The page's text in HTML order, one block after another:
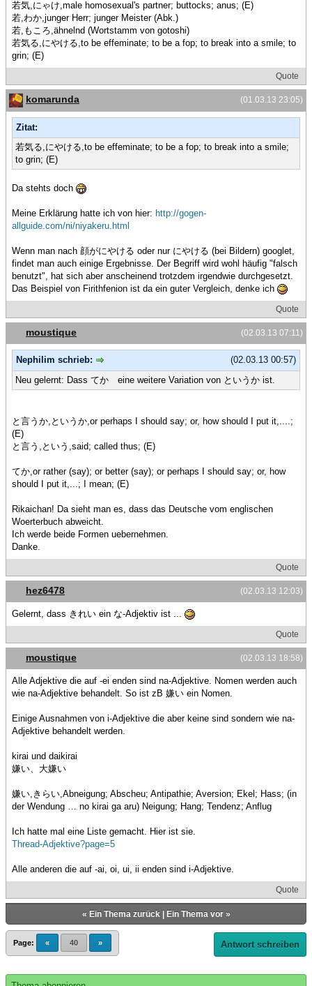
若気,にゃけ,male homosexual's partner; buttocks; anus; (E)
若,わか,junger Herr; junger Meister (Abk.)
若,もころ,ähnelnd (Wortstamm von gotoshi)
若気る,にやける,to be effeminate; to be a fop; to break into a smile; to
grin; (E)
Quote
(01.03.13 23:05)
komarunda
Zitat:
若気る,にやける,to be effeminate; to be a fop; to break into a smile;
to grin; (E)
Da stehts doch
Meine Erklärung hatte ich von hier: http://gogen-
allguide.com/ni/niyakeru.html
Wenn man nach 顔がにやける oder nur にやける (bei Bildern) googlet,
findet man auch einige Ergebnisse. Der Begriff wird wohl häufig "falsch
benutzt", hat sich aber anscheinend trotzdem irgendwie durchgesetzt.
Das Beispiel von Firithfenion ist da ein guter Vergleich, denke ich
Quote
(02.03.13 07:11)
moustique
(02.03.13 00:57)
Nephilim schrieb:
Neu gelernt: Dass てか eine weitere Variation von というか ist.
と言うか,というか,or perhaps I should say; or, how should I put it,....;
(E)
と言う,という,said; called thus; (E)
てか,or rather (say); or better (say); or perhaps I should say; or, how
should I put it,...; I mean; (E)
Rikaichan! Da sieht man es, dass das Deutsche vom englischen
Woerterbuch abweicht.
Ich werde beide Formen uebernehmen.
Danke.
Quote
(02.03.13 12:03)
hez6478
Gelernt, dass きれい ein な-Adjektiv ist ...
Quote
(02.03.13 18:58)
moustique
Alle Adjektive die auf -ei enden sind na-Adjektive. Nomen werden auch
wie na-Adjektive behandelt. So ist zB 嫌い ein Nomen.
Einige Ausnahmen von i-Adjektive die aber keine sind sondern wie na-
Adjektive behandelt werden.
kirai und daikirai
嫌い、大嫌い
嫌い,きらい,Abneigung; Abscheu; Antipathie; Aversion; Ekel; Hass; (in
der Wendung … no kirai ga aru) Neigung; Hang; Tendenz; Anflug
Ich hatte mal eine Liste gemacht. Hier ist sie.
Thread-Adjektive?page=5
Alle anderen die auf -ai, oi, ui, ii enden sind i-Adjektive.
Quote
« Ein Thema zurück| Ein Thema vor»
Page: « 40 » Antwort schreiben